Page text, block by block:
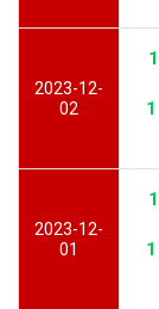
2023-12-
02
1
1
2023-12-
01
1
1